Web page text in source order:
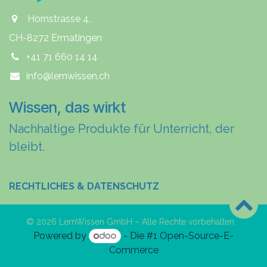
Hornstrasse 4,
CH-8272 Ermatingen
+41 71 660 14 14
info@lernwissen.ch
Wissen, das wirkt
Nachhaltige Produkte für Unterricht, der
bleibt.
RECHTLICHES & DATENSCHUTZ
© 2026 LernWissen GmbH – Alle Rechte vorbehalten.
Powered by - Die #1 Open-Source-E-
Commerce